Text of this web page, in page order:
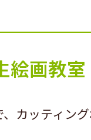
絵画教室
カッティン